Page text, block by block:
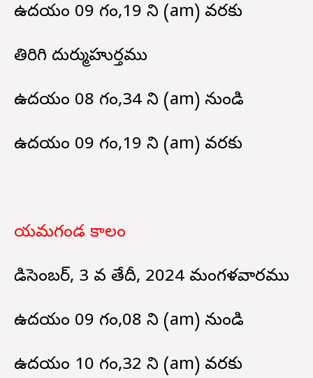
ఉదయం 09 గం,19 ని (am) వరకు
తిరిగి దుర్ముహుర్తము
ఉదయం 08 గం,34 ని (am) నుండి
ఉదయం 09 గం,19 ని (am) వరకు
యమగండ కాలం
డిసెంబర్, 3 వ తేదీ, 2024 మంగళవారము
ఉదయం 09 గం,08 ని (am) నుండి
ఉదయం 10 గం,32 ని (am) వరకు